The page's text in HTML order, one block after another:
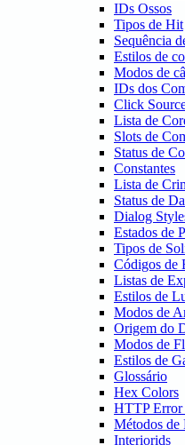
IDs Ossos
Tipos de Hit
Sequência
Estilos de
Modos de
IDs dos
Click
Lista de
Slots de
Status de
Constantes
Lista de
Status de
Dialog
Estados de
Tipos de
Códigos de
Listas de
Estilos de
Modos de
Origem do
Modos de
Estilos de
Glossário
Hex Colors
HTTP Error
Métodos de
Interiorids